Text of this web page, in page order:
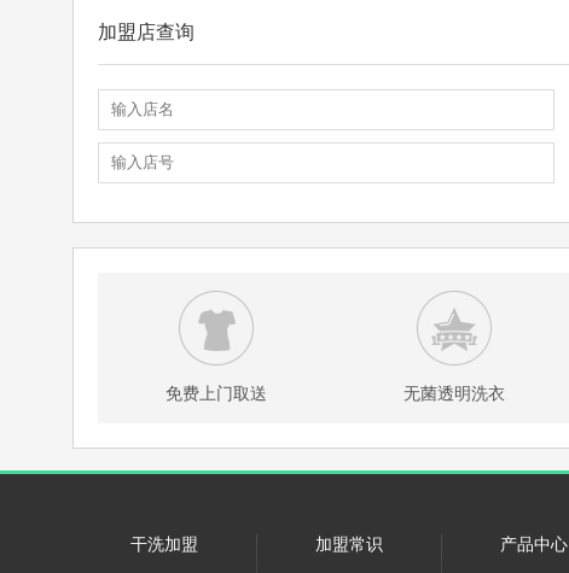
加盟店查询
免费上门取送 无菌透明洗衣
干洗加盟 加盟常识 产品中心